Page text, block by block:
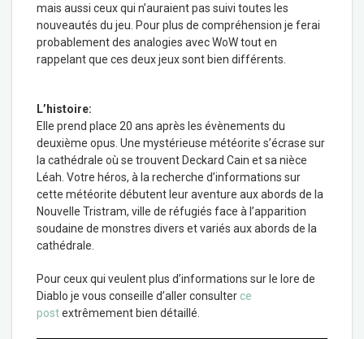
mais aussi ceux qui n’auraient pas suivi toutes les
nouveautés du jeu. Pour plus de compréhension je ferai
probablement des analogies avec WoW tout en
rappelant que ces deux jeux sont bien différents.
L’histoire:
Elle prend place 20 ans après les évènements du
deuxième opus. Une mystérieuse météorite s’écrase sur
la cathédrale où se trouvent Deckard Cain et sa nièce
Léah. Votre héros, à la recherche d’informations sur
cette météorite débutent leur aventure aux abords de la
Nouvelle Tristram, ville de réfugiés face à l’apparition
soudaine de monstres divers et variés aux abords de la
cathédrale.
Pour ceux qui veulent plus d’informations sur le lore de
Diablo je vous conseille d’aller consulter ce
postextrêmement bien détaillé.